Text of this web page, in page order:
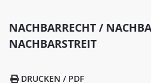
NACHBARRECHT /
NACHBARSTREIT
DRUCKEN / PDF